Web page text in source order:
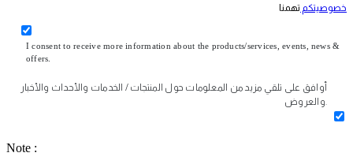
خصوصيتكم تهمنا
I consent to receive more information about the products/services, events, news &
offers.
أوافق على تلقي مزيد من المعلومات حول المنتجات / الخدمات والأحداث والأخبار
والعروض.
Note :